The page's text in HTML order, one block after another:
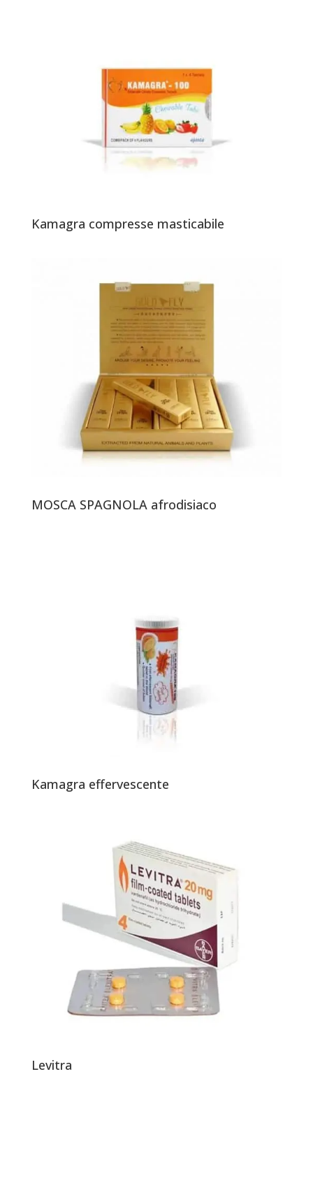
Kamagra compresse masticabile
MOSCA SPAGNOLA afrodisiaco
Kamagra effervescente
Levitra